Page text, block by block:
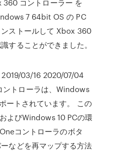
コントローラー を
7 64bit OS の PC
ストールして Xbox 360
することができました。
03/16 2020/07/04
トローラは、Windows
ートされています。 この
よびWindows 10 PCの環
コントローラのボタ
などを再マップする方法